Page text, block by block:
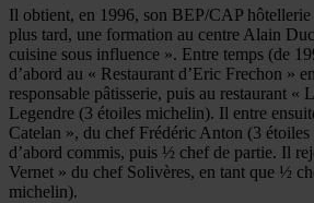
Il obtient, en 1996, son BEP/CAP hôtellerie
plus tard, une formation au centre Alain
cuisine sous influence ». Entre temps (de
d’abord au « Restaurant d’Eric Frechon »
responsable pâtisserie, puis au restaurant «
Legendre (3 étoiles michelin). Il entre
Catelan », du chef Frédéric Anton (3
d’abord commis, puis ½ chef de partie. Il
Vernet » du chef Solivères, en tant que ½
michelin).